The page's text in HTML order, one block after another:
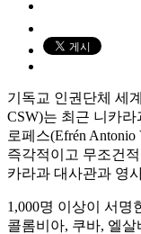
기독교 인권단체 세
CSW)는 최근 니카
로페스(Efrén
즉각적이고 무조건
카라과 대사관과 영
1,000명 이상이 서명
콜롬비아, 쿠바, 엘